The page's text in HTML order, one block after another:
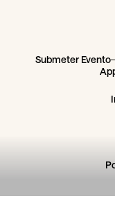
Submeter Evento